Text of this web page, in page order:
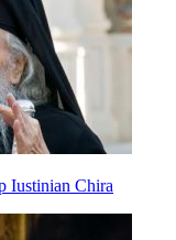
Iustinian Chira